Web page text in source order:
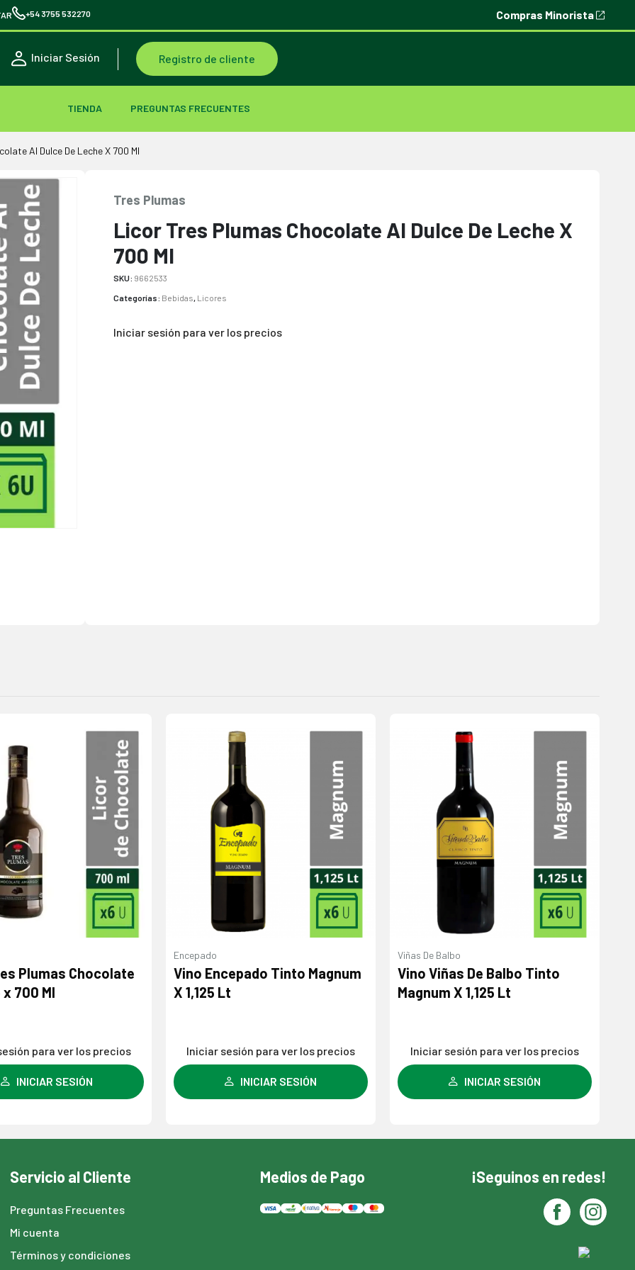
+54 3755 532270 Compras Minorista
Iniciar Sesión Registro de cliente
TIENDA PREGUNTAS FRECUENTES
Al Dulce De Leche X 700 Ml
Tres Plumas
Licor Tres Plumas Chocolate Al Dulce De Leche X
700 Ml
SKU: 9662533
Categorías: Bebidas, Licores
Iniciar sesión para ver los precios
Agregar
lista de
deseos
Plumas Chocolate
700 Ml
para ver los precios
INICIAR SESIÓN
lista de
Encepado
Vino Encepado Tinto Magnum
X 1,125 Lt
Iniciar sesión para ver los precios
INICIAR SESIÓN
lista de
Viñas De Balbo
Vino Viñas De Balbo Tinto
Magnum X 1,125 Lt
Iniciar sesión para ver los precios
INICIAR SESIÓN
Servicio al Cliente
Preguntas Frecuentes
Mi cuenta
Términos y condiciones
Medios de Pago ¡Seguinos en redes!